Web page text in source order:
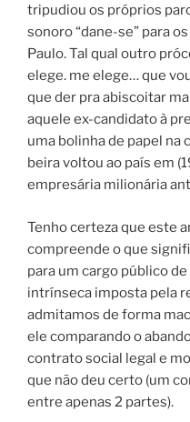
tripudiou os próprios
sonoro “dane-se” para
Paulo. Tal qual outro
elege. me elege… que
que der pra abiscoitar
aquele ex-candidato à
uma bolinha de papel na
beira voltou ao país em
empresária milionária
Tenho certeza que este
compreende o que
para um cargo público
intrínseca imposta pela
admitamos de forma
ele comparando o
contrato social legal e
que não deu certo (um
entre apenas 2 partes).